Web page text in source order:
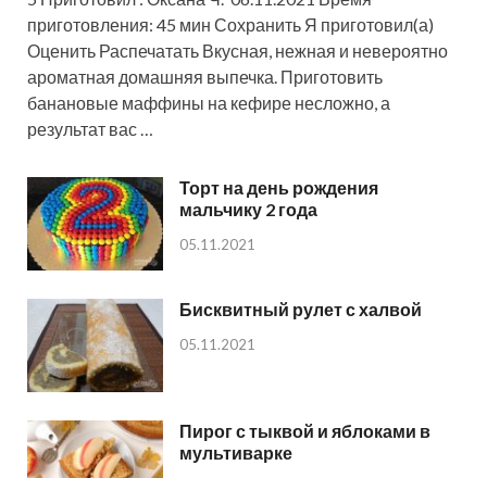
приготовления: 45 мин Сохранить Я приготовил(а)
Оценить Распечатать Вкусная, нежная и невероятно
ароматная домашняя выпечка. Приготовить
банановые маффины на кефире несложно, а
результат вас …
Торт на день рождения
мальчику 2 года
05.11.2021
Бисквитный рулет с халвой
05.11.2021
Пирог с тыквой и яблоками в
мультиварке